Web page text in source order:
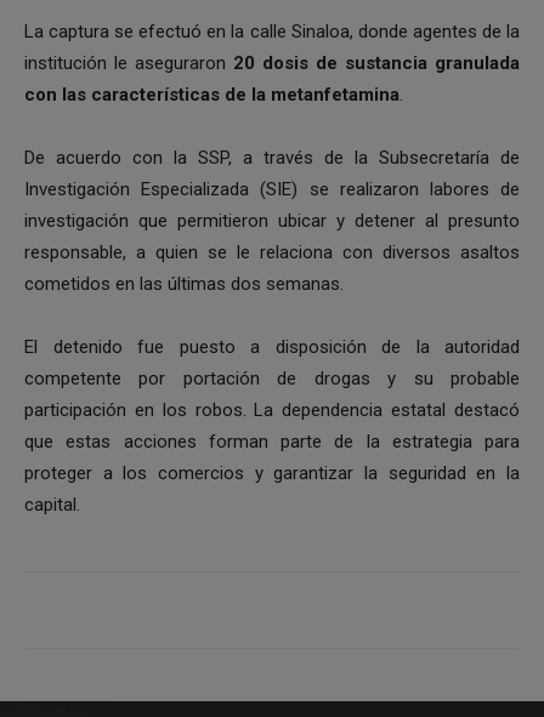
La captura se efectuó en la calle Sinaloa, donde agentes de la
institución le aseguraron 20 dosis de sustancia granulada
con las características de la metanfetamina.
De acuerdo con la SSP, a través de la Subsecretaría de
Investigación Especializada (SIE) se realizaron labores de
investigación que permitieron ubicar y detener al presunto
responsable, a quien se le relaciona con diversos asaltos
cometidos en las últimas dos semanas.
El detenido fue puesto a disposición de la autoridad
competente por portación de drogas y su probable
participación en los robos. La dependencia estatal destacó
que estas acciones forman parte de la estrategia para
proteger a los comercios y garantizar la seguridad en la
capital.